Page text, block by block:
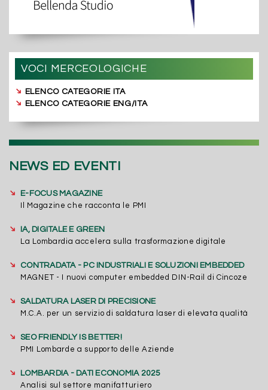
VOCI MERCEOLOGICHE
➔ ELENCO CATEGORIE ITA
➔ ELENCO CATEGORIE ENG/ITA
NEWS ED EVENTI
➔
E-FOCUS MAGAZINE
Il Magazine che racconta le PMI
➔
IA, DIGITALE E GREEN
La Lombardia accelera sulla trasformazione digitale
➔
CONTRADATA - PC INDUSTRIALI E SOLUZIONI EMBEDDED
MAGNET - I nuovi computer embedded DIN-Rail di Cincoze
➔
SALDATURA LASER DI PRECISIONE
M.C.A. per un servizio di saldatura laser di elevata qualità
➔
SEO FRIENDLY IS BETTER!
PMI Lombarde a supporto delle Aziende
➔
LOMBARDIA - DATI ECONOMIA 2025
Analisi sul settore manifatturiero